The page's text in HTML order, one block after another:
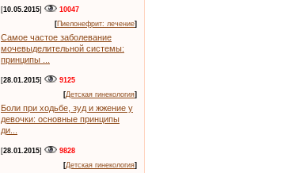
[10.05.2015]
10047
[Пиелонефрит: лечение]
Самое частое заболевание
мочевыделительной системы:
принципы ...
[28.01.2015]
9125
[Детская гинекология]
Боли при ходьбе, зуд и жжение у
девочки: основные принципы
ди...
[28.01.2015]
9828
[Детская гинекология]